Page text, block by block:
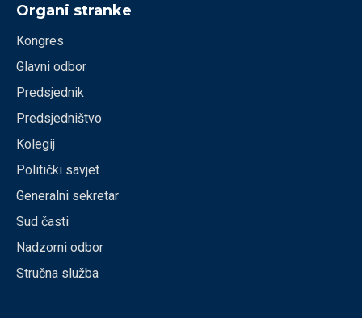
Organi stranke
Kongres
Glavni odbor
Predsjednik
Predsjedništvo
Kolegij
Politički savjet
Generalni sekretar
Sud časti
Nadzorni odbor
Stručna služba